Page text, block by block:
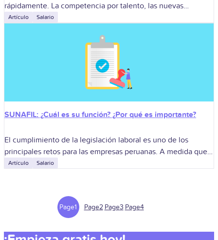
rápidamente. La competencia por talento, las nuevas
demandas de productividad y la necesidad de resultados más
Artículo Salario
SUNAFIL: ¿Cuál es su función? ¿Por qué es importante?
El cumplimiento de la legislación laboral es uno de los
principales retos para las empresas peruanas. A medida que
una organización crece, también aumentan sus obligaciones
Artículo Salario
Page1 Page2 Page3 Page4